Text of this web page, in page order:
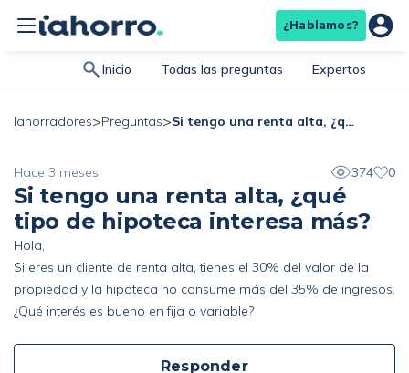
¿Hablamos?
Inicio Todas las preguntas Expertos
Iahorradores>Preguntas> Si tengo una renta alta, ¿qué tipo de hipoteca interesa más?
Hace 3 meses 374 0
Si tengo una renta alta, ¿qué
tipo de hipoteca interesa más?
Hola,
Si eres un cliente de renta alta, tienes el 30% del valor de la
propiedad y la hipoteca no consume más del 35% de ingresos.
¿Qué interés es bueno en fija o variable?
Responder